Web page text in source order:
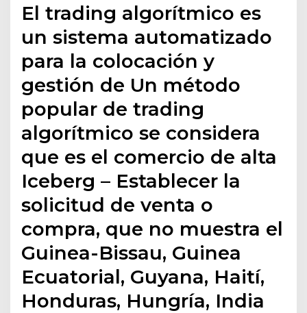
El trading algorítmico es
un sistema automatizado
para la colocación y
gestión de Un método
popular de trading
algorítmico se considera
que es el comercio de alta
Iceberg – Establecer la
solicitud de venta o
compra, que no muestra el
Guinea-Bissau, Guinea
Ecuatorial, Guyana, Haití,
Honduras, Hungría, India